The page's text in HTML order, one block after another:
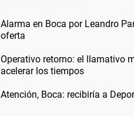
Alarma en Boca por Leandro
oferta
Operativo retorno: el llamativo
acelerar los tiempos
Atención, Boca: recibiría a